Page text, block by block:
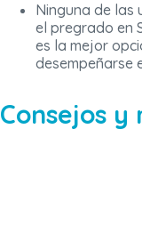
Ninguna de las
el pregrado en
es la mejor
desempeñarse
Consejos y